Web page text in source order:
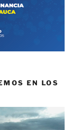
EN LOS